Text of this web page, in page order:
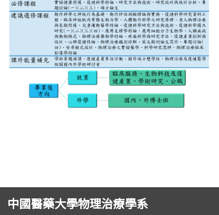
中國醫藥大學物理治療學系